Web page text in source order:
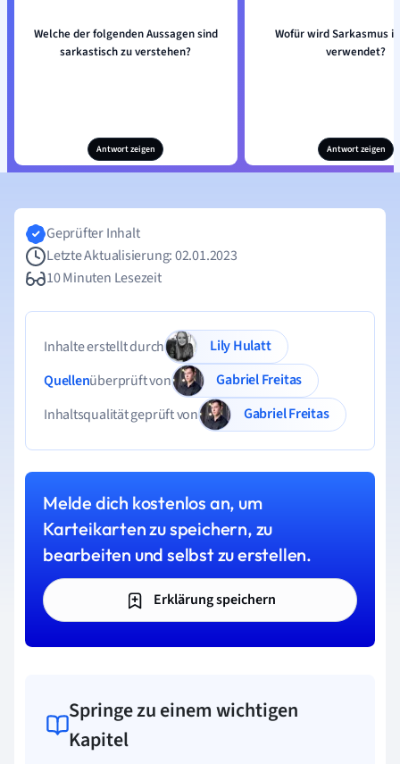
Welche der folgenden Aussagen sind
sarkastisch zu verstehen?
Antwort zeigen
Wofür wird Sarkasmus
verwendet?
Antwort zeigen
Geprüfter Inhalt
Letzte Aktualisierung: 02.01.2023
10 Minuten Lesezeit
Inhalte erstellt durch
Lily Hulatt
Quellenüberprüft von
Gabriel Freitas
Inhaltsqualität geprüft von
Gabriel Freitas
Melde dich kostenlos an, um
Karteikarten zu speichern, zu
bearbeiten und selbst zu erstellen.
Erklärung speichern
Springe zu einem wichtigen
Kapitel